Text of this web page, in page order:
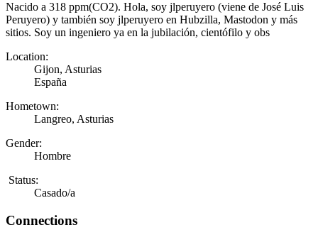
Nacido a 318 ppm(CO2). Hola, soy jlperuyero (viene de José Luis
Peruyero) y también soy jlperuyero en Hubzilla, Mastodon y más
sitios. Soy un ingeniero ya en la jubilación, cientófilo y obs
Location:
Gijon, Asturias
España
Hometown:
Langreo, Asturias
Gender:
Hombre
Status:
Casado/a
Connections